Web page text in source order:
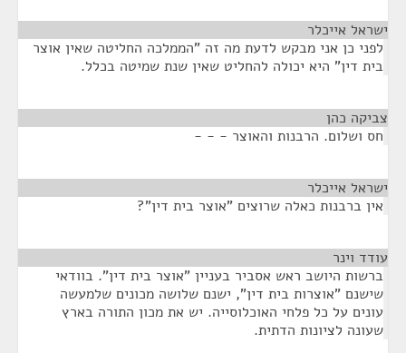
ישראל אייכלר
לפני כן אני מבקש לדעת מה זה "הממלכה החליטה שאין אוצר
בית דין" היא יכולה להחליט שאין שנת שמיטה בכלל.
צביקה כהן
חס ושלום. הרבנות והאוצר - - -
ישראל אייכלר
אין ברבנות כאלה שרוצים "אוצר בית דין"?
עודד וינר
ברשות היושב ראש אסביר בעניין "אוצר בית דין". בוודאי
שישנם "אוצרות בית דין", ישנם שלושה מכונים שלמעשה
עונים על כל פלחי האוכלוסייה. יש את מכון התורה בארץ
שעונה לציונות הדתית.